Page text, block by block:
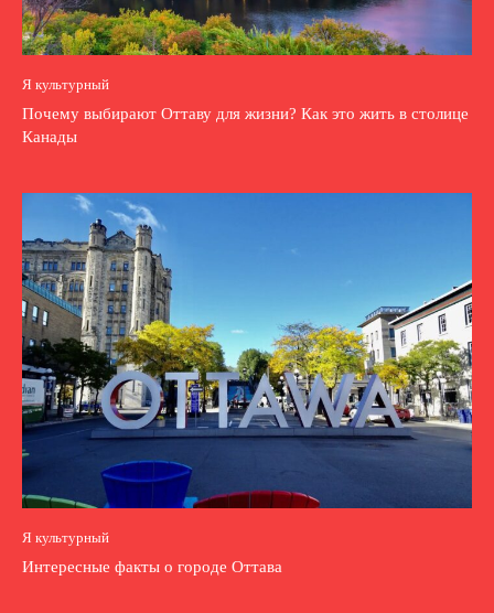
Я культурный
Почему выбирают Оттаву для жизни? Как это жить в столице
Канады
Я культурный
Интересные факты о городе Оттава